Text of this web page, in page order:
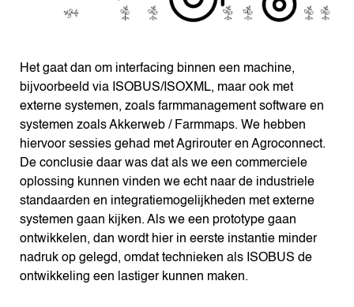
Het gaat dan om interfacing binnen een machine,
bijvoorbeeld via ISOBUS/ISOXML, maar ook met
externe systemen, zoals farmmanagement software en
systemen zoals Akkerweb / Farmmaps. We hebben
hiervoor sessies gehad met Agrirouter en Agroconnect.
De conclusie daar was dat als we een commerciele
oplossing kunnen vinden we echt naar de industriele
standaarden en integratiemogelijkheden met externe
systemen gaan kijken. Als we een prototype gaan
ontwikkelen, dan wordt hier in eerste instantie minder
nadruk op gelegd, omdat technieken als ISOBUS de
ontwikkeling een lastiger kunnen maken.